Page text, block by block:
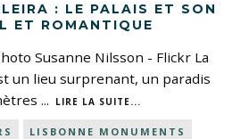
: LE PALAIS ET SON
ET ROMANTIQUE
Susanne Nilsson - Flickr La
un lieu surprenant, un paradis
... LIRE LA SUITE...
LISBONNE MONUMENTS